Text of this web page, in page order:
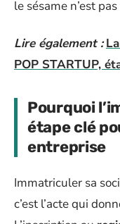
le sésame n’est
Lire également :
POP STARTUP,
Pourquoi
étape clé
entreprise
Immatriculer sa
c’est l’acte qui